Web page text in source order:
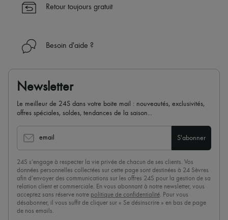
Retour toujours gratuit
Besoin d'aide ?
Newsletter
Le meilleur de 24S dans votre boite mail : nouveautés, exclusivités,
offres spéciales, soldes, tendances de la saison...
email S'abonner
24S s’engage à respecter la vie privée de chacun de ses clients. Vos
données personnelles collectées sur cette page sont destinées à 24 Sèvres
afin d’envoyer des communications sur les offres 24S pour la gestion de sa
relation client et commerciale. En vous abonnant à notre newsletter, vous
acceptez sans réserve notre politique de confidentialité. Pour vous
désabonner, il vous suffit de cliquer sur « Se désinscrire » en bas de page
de nos emails.